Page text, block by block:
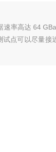
速率高达 64
点可以尽量接